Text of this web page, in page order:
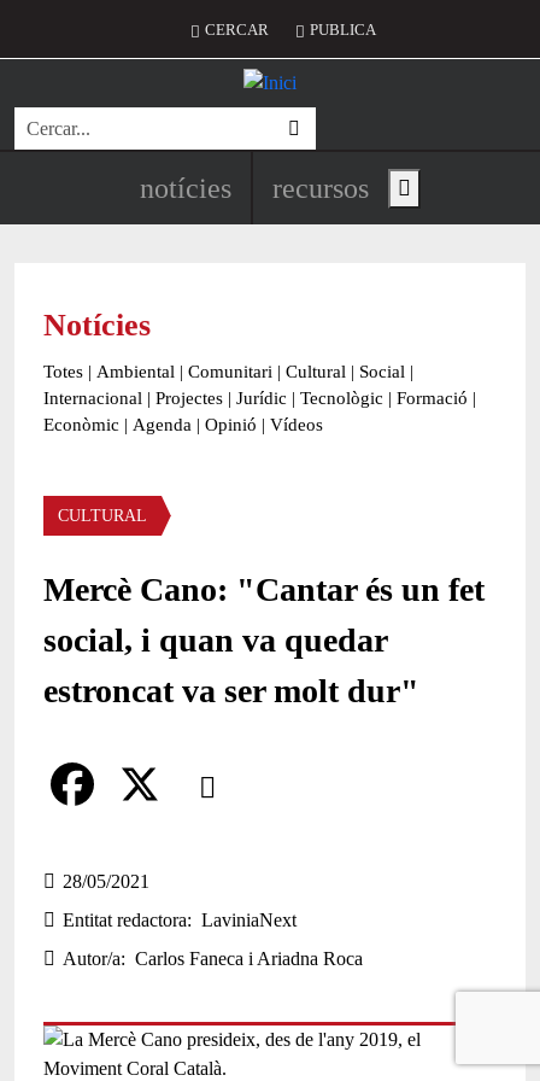
Menú del compte d'usuari
CERCAR PUBLICA
Cerca
Navegació principal de
notícies recursos Show main menu
Notícies
Totes | Ambiental | Comunitari | Cultural | Social |
Internacional | Projectes | Jurídic | Tecnològic | Formació |
Econòmic | Agenda | Opinió | Vídeos
Àmbit de la notícia
CULTURAL
Mercè Cano: "Cantar és un fet
social, i quan va quedar
estroncat va ser molt dur"
Comparteix
a
c
e
o
28/05/2021
Entitat redactora
LaviniaNext
Autor/a
Carlos Faneca i Ariadna Roca